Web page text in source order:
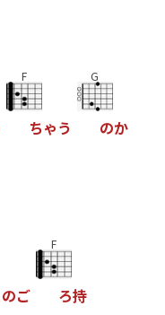
F
ちゃう
G
のか
のご
F
ろ持